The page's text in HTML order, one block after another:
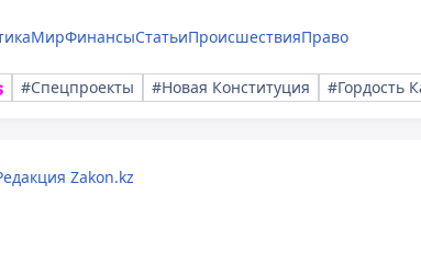
МирФинансыСтатьиПроисшествияПраво
#Спецпроекты #Новая Конституция #Гордость
Zakon.kz